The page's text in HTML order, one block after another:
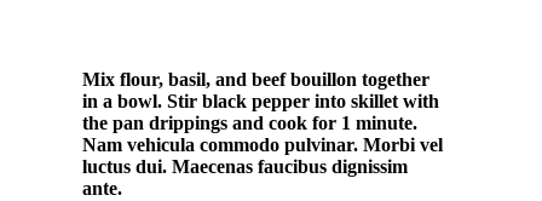
Mix flour, basil, and beef bouillon together
in a bowl. Stir black pepper into skillet with
the pan drippings and cook for 1 minute.
Nam vehicula commodo pulvinar. Morbi vel
luctus dui. Maecenas faucibus dignissim
ante.